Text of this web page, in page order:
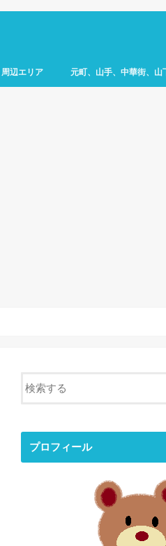
辺エリア 元町、山手、中華街、山
プロフィール